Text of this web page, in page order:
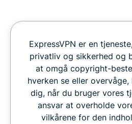
ExpressVPN er en
privatliv og sikkerhed og
at omgå copyright-
hverken se eller
dig, når du bruger vores
ansvar at overholde
vilkårene for den